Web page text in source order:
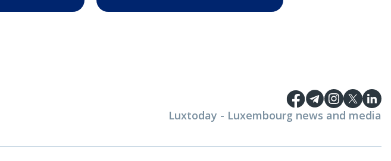
Luxtoday - Luxembourg news and media